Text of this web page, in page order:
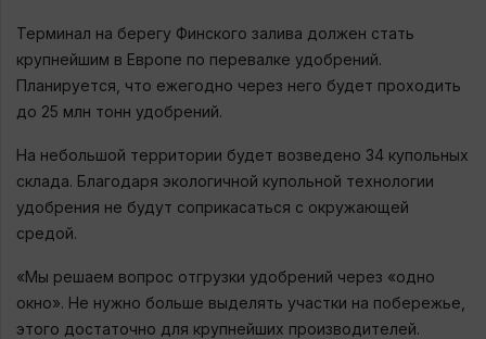
Терминал на берегу Финского залива должен стать
крупнейшим в Европе по перевалке удобрений.
Планируется, что ежегодно через него будет проходить
до 25 млн тонн удобрений.
На небольшой территории будет возведено 34 купольных
склада. Благодаря экологичной купольной технологии
удобрения не будут соприкасаться с окружающей
средой.
«Мы решаем вопрос отгрузки удобрений через «одно
окно». Не нужно больше выделять участки на побережье,
этого достаточно для крупнейших производителей.